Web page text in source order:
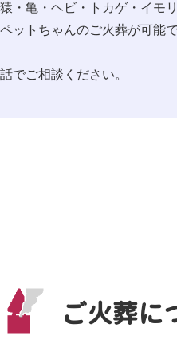
・亀・ヘビ・トカゲ・イモ
ットちゃんのご火葬が可能で
でご相談ください。
ご火葬に